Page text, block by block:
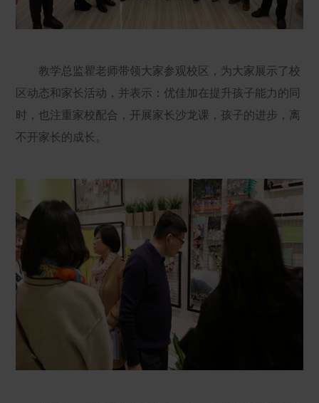
教学总监瞿老师带领大家参观校区，为大家展示了校
区动态和家长活动，并表示：优佳加在提升孩子能力的同
时，也注重家校配合，开展家长沙龙课，孩子的进步，离
不开家长的成长。